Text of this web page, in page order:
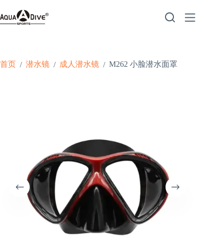
至
内
首页 / 潜水镜 / 成人潜水镜 / M262 小脸潜水面罩